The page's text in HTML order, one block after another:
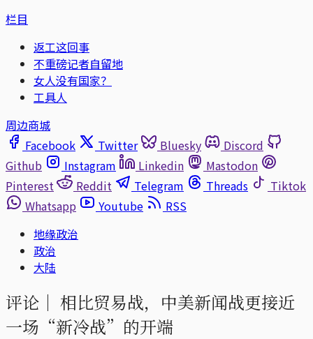
栏目
返工这回事
不重磅记者自留地
女人没有国家？
工具人
周边商城
Facebook
Twitter Bluesky
Discord
Github
Instagram Linkedin
Mastodon
Pinterest
Reddit Telegram Threads
Tiktok
Whatsapp
Youtube
RSS
地缘政治
政治
大陆
评论｜ 相比贸易战，中美新闻战更接近
一场“新冷战”的开端